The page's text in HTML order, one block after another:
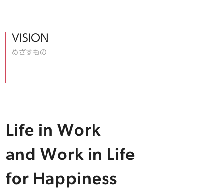
VISION
めざすもの
Life in Work
and Work in Life
for Happiness